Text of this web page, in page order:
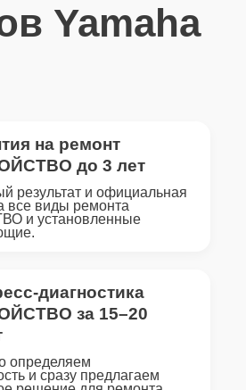
Yamaha
на ремонт
до 3 лет
результат и официальная
все виды ремонта
и установленные
диагностика
за 15–20
определяем
и сразу предлагаем